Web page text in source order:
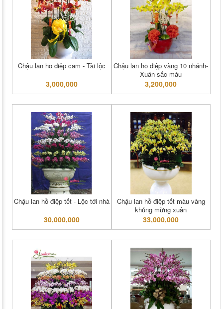
Chậu lan hồ điệp cam - Tài lộc
3,000,000
Chậu lan hồ điệp vàng 10 nhánh-
Xuân sắc màu
3,200,000
Chậu lan hồ điệp tết - Lộc tới nhà
30,000,000
Chậu lan hồ điệp tết màu vàng
khủng mừng xuân
33,000,000